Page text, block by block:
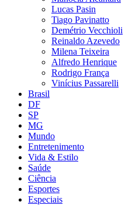
Lucas Pasin
Tiago Pavinatto
Demétrio Vecchioli
Reinaldo Azevedo
Milena Teixeira
Alfredo Henrique
Rodrigo França
Vinícius Passarelli
Brasil
DF
SP
MG
Mundo
Entretenimento
Vida & Estilo
Saúde
Ciência
Esportes
Especiais